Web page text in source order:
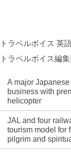
トラベルボイス 英
トラベルボイス編
A major
business with
helicopter
JAL and four
tourism model for
pilgrim and